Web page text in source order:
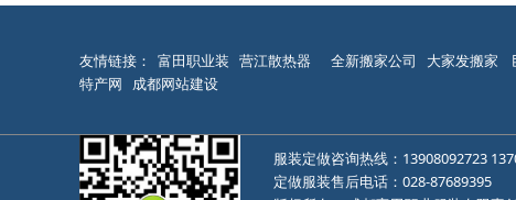
友情链接： 富田职业装 营江散热器 全新搬家公司 大家发搬家
特产网
成都网站建设
服装定做咨询热线： 13908092723
定做服装售后电话： 028-87689395